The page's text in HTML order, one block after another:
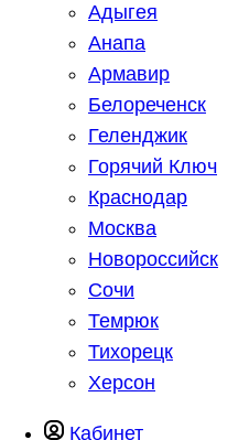
Адыгея
Анапа
Армавир
Белореченск
Геленджик
Горячий Ключ
Краснодар
Москва
Новороссийск
Сочи
Темрюк
Тихорецк
Херсон
Кабинет